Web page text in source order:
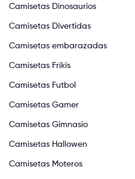
Camisetas Dinosaurios
Camisetas Divertidas
Camisetas embarazadas
Camisetas Frikis
Camisetas Futbol
Camisetas Gamer
Camisetas Gimnasio
Camisetas Hallowen
Camisetas Moteros